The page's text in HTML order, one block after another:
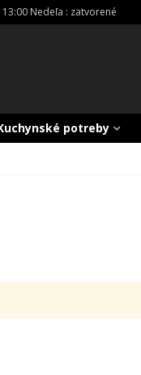
Nedeľa : zatvorené
potreby